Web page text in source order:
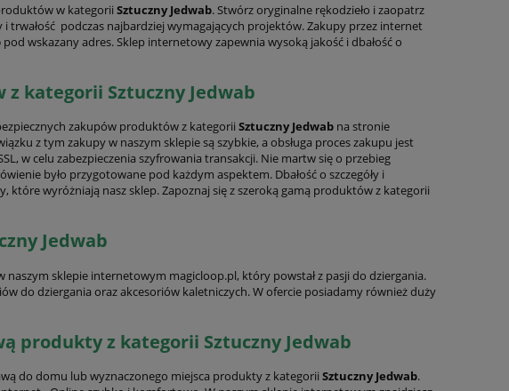
| Włóczka Milano
Vira-Vento 07 Mięta | Włóczka
kid moher
w kategorii Sztuczny Jedwab. Stwórz oryginalne rękodzieło i zaopatrz
trwałość podczas najbardziej wymagających projektów. Zakupy przez internet
pod wskazany adres. Sklep internetowy zapewnia wysoką jakość i dbałość o
kategorii Sztuczny Jedwab
zakupów produktów z kategorii Sztuczny Jedwab na stronie
z tym zakupy w naszym sklepie są szybkie, a obsługa proces zakupu jest
w celu zabezpieczenia szyfrowania transakcji. Nie martw się o przebieg
było przygotowane pod każdym aspektem. Dbałość o szczegóły i
które wyróżniają nasz sklep. Zapoznaj się z szeroką gamą produktów z kategorii
Jedwab
naszym sklepie internetowym magicloop.pl, który powstał z pasji do dziergania.
do dziergania oraz akcesoriów kaletniczych. W ofercie posiadamy również duży
produkty z kategorii Sztuczny Jedwab
do domu lub wyznaczonego miejsca produkty z kategorii Sztuczny Jedwab.